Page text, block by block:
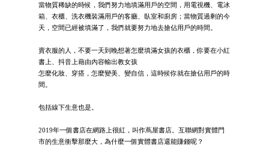
當物質稀缺的時候，我們努力地填滿用戶的空間，用電視機、電冰
箱、衣櫃、洗衣機裝滿用戶的客廳、臥室和廚房；當物質過剩的今
天，空間已經被填滿了，我們就要努力地去搶佔用戶的時間。
賣衣服的人，不要一天到晚想著怎麼填滿女孩的衣櫃，你要在小紅
書上、抖音上藉由內容輸出教女孩
怎麼化妝、穿搭，怎麼變美、變自信，這時候你就在搶佔用戶的時
間。
包括線下生意也是。
2019年一個書店在網路上很紅，叫作蔦屋書店。互聯網對實體門
市的生意衝擊那麼大，為什麼一個實體書店還能賺錢呢？